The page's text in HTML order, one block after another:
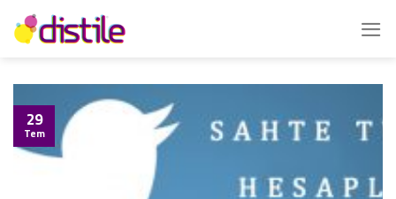
İçeriğe
atla
29
Tem